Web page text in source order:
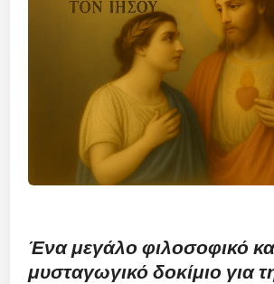
Ένα μεγάλο φιλοσοφικό
μυσταγωγικό δοκίμιο για